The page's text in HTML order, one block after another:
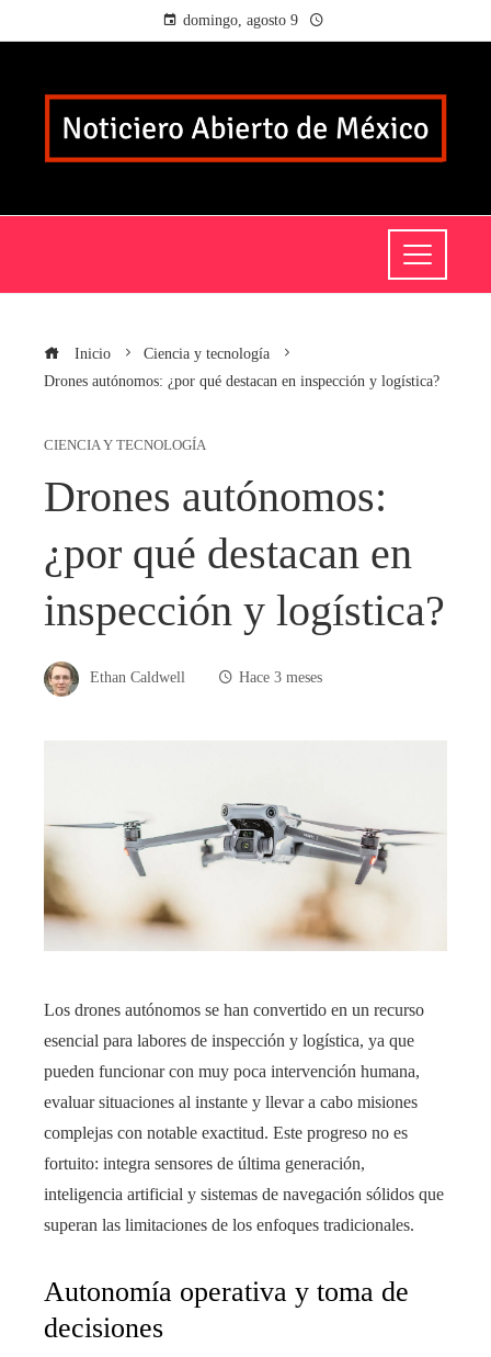
domingo, agosto 9
Inicio
Ciencia y tecnología
Drones autónomos: ¿por qué destacan en inspección y logística?
CIENCIA Y TECNOLOGÍA
Drones autónomos:
¿por qué destacan en
inspección y logística?
Ethan Caldwell Hace 3 meses
Los drones autónomos se han convertido en un recurso
esencial para labores de inspección y logística, ya que
pueden funcionar con muy poca intervención humana,
evaluar situaciones al instante y llevar a cabo misiones
complejas con notable exactitud. Este progreso no es
fortuito: integra sensores de última generación,
inteligencia artificial y sistemas de navegación sólidos que
superan las limitaciones de los enfoques tradicionales.
Autonomía operativa y toma de
decisiones